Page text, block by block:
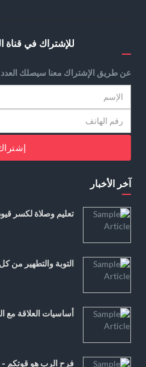
للإشتراك في قناة
عن طريق الإشتراك معنا سيصلك العدد
آخر الأخبار
تعليم وصلاة لكسر
التوبة والتطهير من
أساسيات العلاقة مع
فرح الرب هو قوتكم -